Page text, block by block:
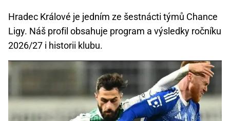
Hradec Králové je jedním ze šestnácti týmů Chance
Ligy. Náš profil obsahuje program a výsledky ročníku
2026/27 i historii klubu.